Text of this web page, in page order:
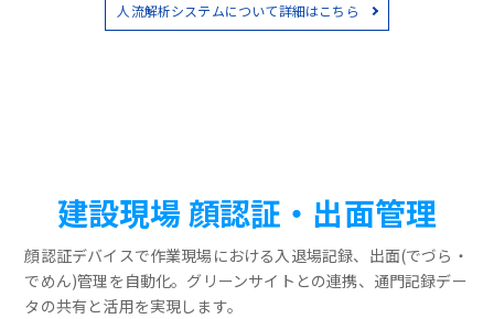
人流解析システムについて詳細はこちら
建設現場 顔認証・出面管理
顔認証デバイスで作業現場における入退場記録、出面(でづら・
でめん)管理を自動化。グリーンサイトとの連携、通門記録デー
タの共有と活用を実現します。